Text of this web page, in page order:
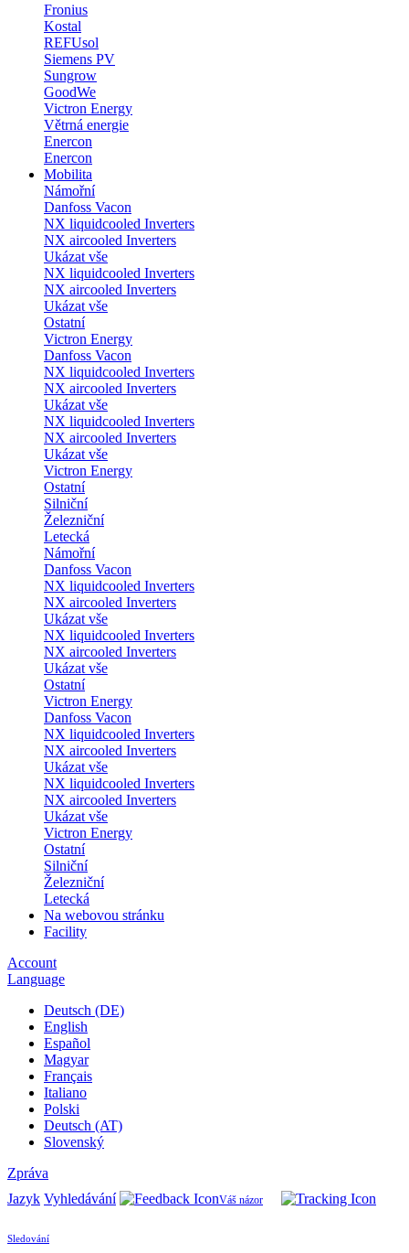
Fronius
Kostal
REFUsol
Siemens PV
Sungrow
GoodWe
Victron Energy
Větrná energie
Enercon
Enercon
Mobilita
Námořní
Danfoss Vacon
NX liquidcooled Inverters
NX aircooled Inverters
Ukázat vše
NX liquidcooled Inverters
NX aircooled Inverters
Ukázat vše
Ostatní
Victron Energy
Danfoss Vacon
NX liquidcooled Inverters
NX aircooled Inverters
Ukázat vše
NX liquidcooled Inverters
NX aircooled Inverters
Ukázat vše
Victron Energy
Ostatní
Silniční
Železniční
Letecká
Námořní
Danfoss Vacon
NX liquidcooled Inverters
NX aircooled Inverters
Ukázat vše
NX liquidcooled Inverters
NX aircooled Inverters
Ukázat vše
Ostatní
Victron Energy
Danfoss Vacon
NX liquidcooled Inverters
NX aircooled Inverters
Ukázat vše
NX liquidcooled Inverters
NX aircooled Inverters
Ukázat vše
Victron Energy
Ostatní
Silniční
Železniční
Letecká
Na webovou stránku
Facility
Account
Language
Deutsch (DE)
English
Español
Magyar
Français
Italiano
Polski
Deutsch (AT)
Slovenský
Zpráva
Jazyk Vyhledávání Váš názor
Sledování